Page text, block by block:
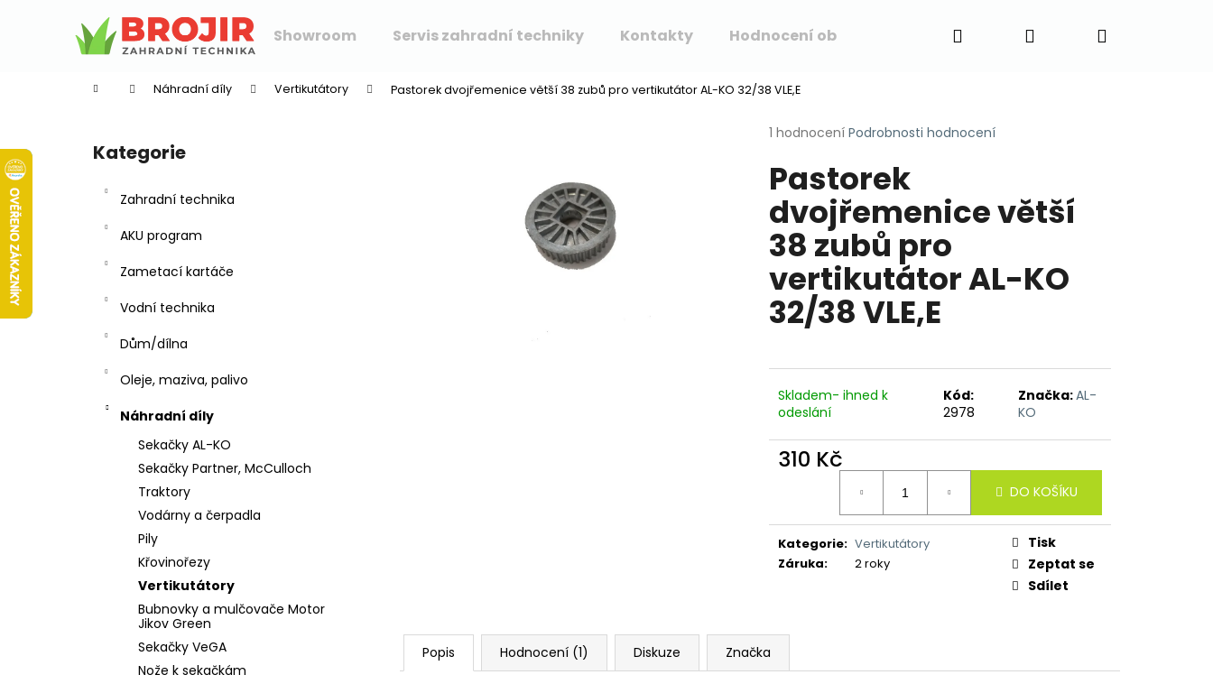
Showroom Servis zahradní techniky Kontakty Hodnocení obchodu Napište nám
Hledat PřihlášeníNákupní
Náhradní díly Vertikutátory Pastorek dvojřemenice větší 38 zubů pro vertikutátor AL-KO 32/38 VLE,E
Přeskočit
kategorie
Kategorie
Zahradní technika
AKU program
Zametací kartáče
Vodní technika
Dům/dílna
Oleje, maziva, palivo
Náhradní díly
Sekačky AL-KO
Sekačky Partner, McCulloch
Traktory
Vodárny a čerpadla
Pily
Křovinořezy
Vertikutátory
Bubnovky a mulčovače Motor
Jikov Green
Sekačky VeGA
Nože k sekačkám
Průměrné
produktu
je
5,0
z
5
hvězdiček.
1 hodnocení Podrobnosti hodnocení
Pastorek
dvojřemenice větší
38 zubů pro
vertikutátor AL-KO
32/38 VLE,E
Skladem- ihned k
odeslání
Kód:
2978
Značka:AL-
KO
310 Kč
DO KOŠÍKU
Kategorie: Vertikutátory
Záruka: 2 roky
Tisk
Zeptat se
Sdílet
Popis Hodnocení (1) Diskuze Značka
Zpět
Zpět
Co potřebujete najít?
Doporučujeme